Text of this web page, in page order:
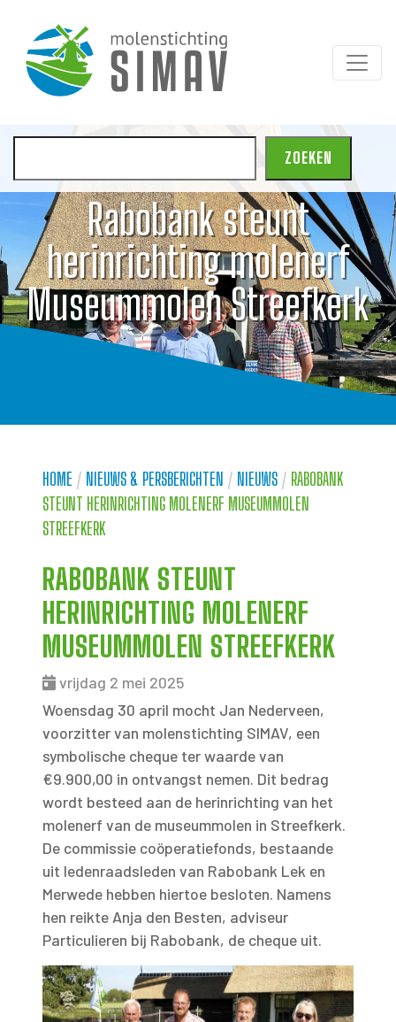
ZOEKEN
Rabobank steunt
herinrichting molenerf
Museummolen Streefkerk
HOME / NIEUWS & PERSBERICHTEN / NIEUWS / RABOBANK
STEUNT HERINRICHTING MOLENERF MUSEUMMOLEN
STREEFKERK
RABOBANK STEUNT
HERINRICHTING MOLENERF
MUSEUMMOLEN STREEFKERK
vrijdag 2 mei 2025
Woensdag 30 april mocht Jan Nederveen,
voorzitter van molenstichting SIMAV, een
symbolische cheque ter waarde van
€9.900,00 in ontvangst nemen. Dit bedrag
wordt besteed aan de herinrichting van het
molenerf van de museummolen in Streefkerk.
De commissie coöperatiefonds, bestaande
uit ledenraadsleden van Rabobank Lek en
Merwede hebben hiertoe besloten. Namens
hen reikte Anja den Besten, adviseur
Particulieren bij Rabobank, de cheque uit.